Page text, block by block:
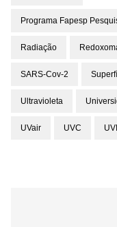
Programa Fapesp
Radiação
SARS-Cov-2
Ultravioleta
UVair UVC